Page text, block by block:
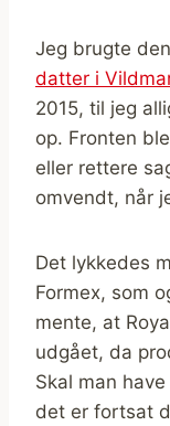
Jeg brugte
datter i
2015, til jeg
op. Fronten
eller rettere
omvendt, når
Det lykkedes
Formex, som
mente, at
udgået, da
Skal man
det er fortsat